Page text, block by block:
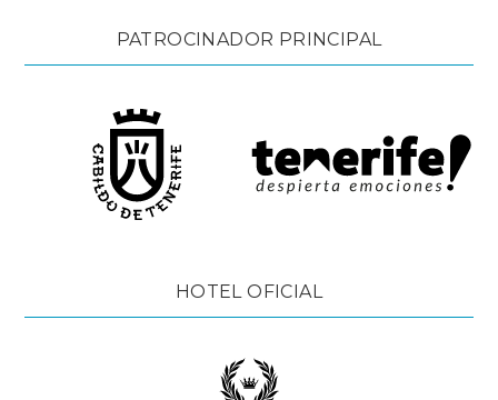
PATROCINADOR PRINCIPAL
HOTEL OFICIAL